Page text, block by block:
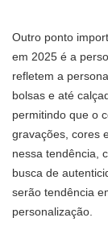
Outro ponto
em 2025 é a
refletem a
bolsas e até
permitindo que o
gravações, cores
nessa tendência,
busca de
serão tendência
personalização.